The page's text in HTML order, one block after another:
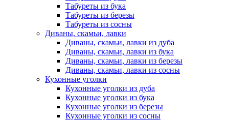
Табуреты из бука
Табуреты из березы
Табуреты из сосны
Диваны, скамьи, лавки
Диваны, скамьи, лавки из дуба
Диваны, скамьи, лавки из бука
Диваны, скамьи, лавки из березы
Диваны, скамьи, лавки из сосны
Кухонные уголки
Кухонные уголки из дуба
Кухонные уголки из бука
Кухонные уголки из березы
Кухонные уголки из сосны